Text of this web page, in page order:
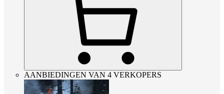
AANBIEDINGEN VAN 4 VERKOPERS